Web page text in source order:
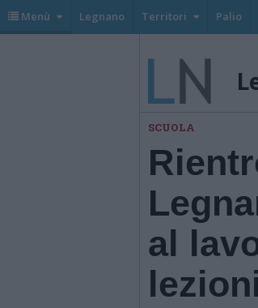
Menù Legnano Territori Palio
SCUOLA
al